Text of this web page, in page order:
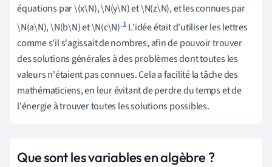
équations par \(x\N), \N(y\N) et \N(z\N), et les connues par
\N(a\N), \N(b\N) et \N(c\N).1 L'idée était d'utiliser les lettres
comme s'il s'agissait de nombres, afin de pouvoir trouver
des solutions générales à des problèmes dont toutes les
valeurs n'étaient pas connues. Cela a facilité la tâche des
mathématiciens, en leur évitant de perdre du temps et de
l'énergie à trouver toutes les solutions possibles.
Que sont les variables en algèbre ?